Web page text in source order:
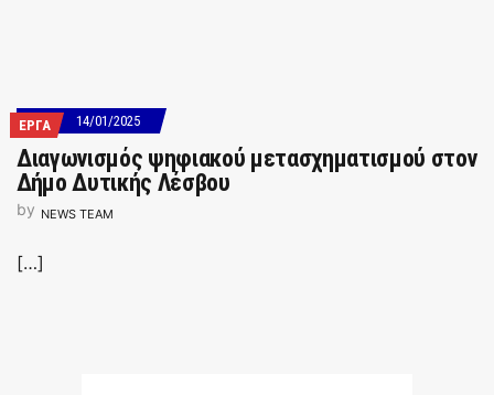
ΕΡΓΑ 14/01/2025
Διαγωνισμός ψηφιακού μετασχηματισμού στον
Δήμο Δυτικής Λέσβου
by NEWS TEAM
[…]